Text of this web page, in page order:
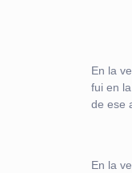
En la
fui en
de ese
En la